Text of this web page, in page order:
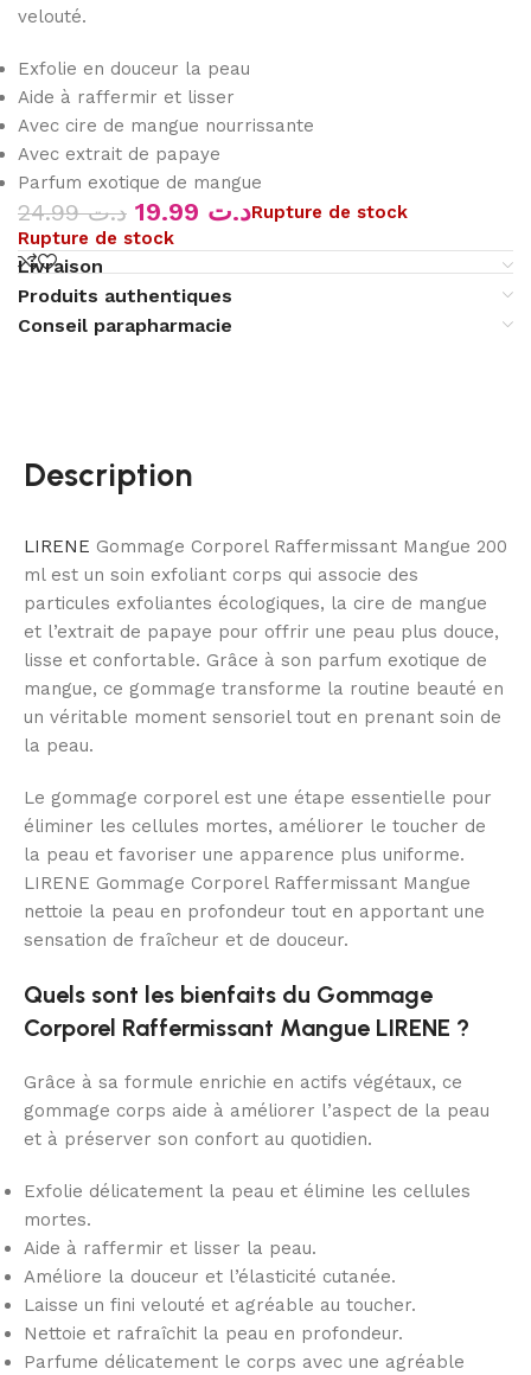
velouté.
Exfolie en douceur la peau
Aide à raffermir et lisser
Avec cire de mangue nourrissante
Avec extrait de papaye
Parfum exotique de mangue
د.ت24.99 د.تRupture de stock
Rupture de stock
Livraison
Produits authentiques
Conseil parapharmacie
Description
LIRENE Gommage Corporel Raffermissant Mangue 200
ml est un soin exfoliant corps qui associe des
particules exfoliantes écologiques, la cire de mangue
et l’extrait de papaye pour offrir une peau plus douce,
lisse et confortable. Grâce à son parfum exotique de
mangue, ce gommage transforme la routine beauté en
un véritable moment sensoriel tout en prenant soin de
la peau.
Le gommage corporel est une étape essentielle pour
éliminer les cellules mortes, améliorer le toucher de
la peau et favoriser une apparence plus uniforme.
LIRENE Gommage Corporel Raffermissant Mangue
nettoie la peau en profondeur tout en apportant une
sensation de fraîcheur et de douceur.
Quels sont les bienfaits du Gommage
Corporel Raffermissant Mangue LIRENE ?
Grâce à sa formule enrichie en actifs végétaux, ce
gommage corps aide à améliorer l’aspect de la peau
et à préserver son confort au quotidien.
Exfolie délicatement la peau et élimine les cellules
mortes.
Aide à raffermir et lisser la peau.
Améliore la douceur et l’élasticité cutanée.
Laisse un fini velouté et agréable au toucher.
Nettoie et rafraîchit la peau en profondeur.
Parfume délicatement le corps avec une agréable